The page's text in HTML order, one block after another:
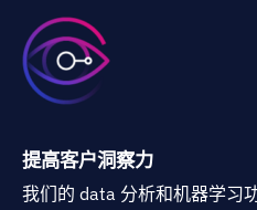
提高客户洞察力
我们的 data 分析和机器学习